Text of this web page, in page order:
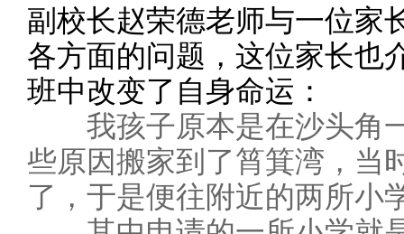
副校长赵荣德老师与一位家
各方面的问题，这位家长也
班中改变了自身命运：
我孩子原本是在沙头角
些原因搬家到了筲箕湾，当
了，于是便往附近的两所小